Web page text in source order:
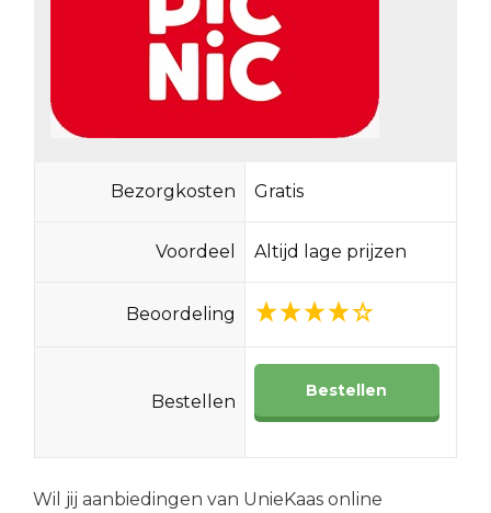
Bezorgkosten Gratis
Voordeel Altijd lage prijzen
Beoordeling
Bestellen
Bestellen
Wil jij aanbiedingen van UnieKaas online